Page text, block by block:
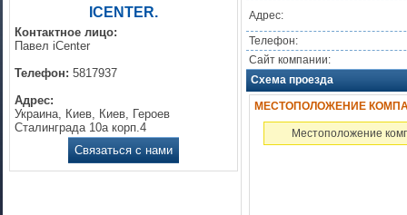
ICENTER.
Контактное лицо:
Павел iCenter
Телефон: 5817937
Адрес:
Украина, Киев, Киев, Героев
Сталинграда 10а корп.4
Связаться с нами
Адрес:
Телефон:
Сайт компании:
Схема проезда
МЕСТОПОЛОЖЕНИЕ
Местоположение